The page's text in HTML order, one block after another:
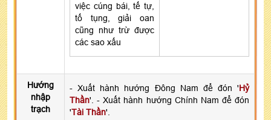
việc cúng bái, tế tự,
tố tụng, giải oan
cũng như trừ được
các sao xấu
Hướng
nhập
trạch
- Xuất hành hướng Đông Nam để đón 'Hỷ
Thần'. - Xuất hành hướng Chính Nam để đón
'Tài Thần'.